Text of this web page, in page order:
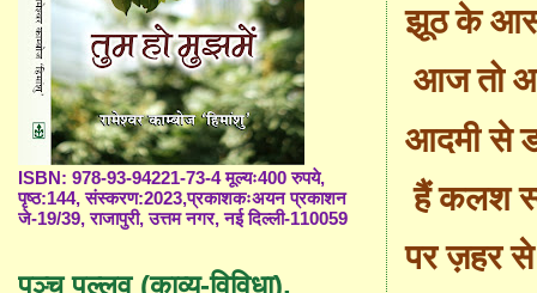
झूठ के
आज तो
आदमी से
हैं कलश
पर ज़हर
ISBN: 978-93-94221-73-4 मूल्यः400 रुपये,
पृष्ठ:144, संस्करण:2023,प्रकाशकःअयन प्रकाशन
जे-19/39, राजापुरी, उत्तम नगर, नई दिल्ली-110059
पञ्च पल्लव (काव्य-विविधा),